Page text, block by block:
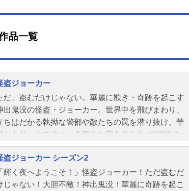
品一覧
盗ジョーカー
だ、盗むだけじゃない。華麗に欺き・奇跡を起こす
出鬼没の怪盗・ジョーカー。世界中を飛びまわり、
ちはだかる執拗な警部や敵たちの罠を潜り抜け、華
なトリックで次々と名画やお宝を盗み出せ!!相棒のハ
、ライバルのスペード＆クイーンと共に巻き起こ
、ドキドキ、ハラハラ、予測不可能なトリックやア
クション満載！ なんでもありの大冒険活劇！作品名
盗ジョーカー放送形態TVアニメスケジュール2014年
盗ジョーカー シーズン2
「輝く夜へようこそ！」怪盗ジョーカー！ただ盗むだ
じゃない！大胆不敵！神出鬼没！華麗に奇跡を起こ